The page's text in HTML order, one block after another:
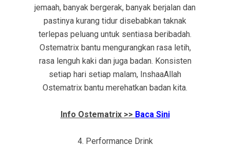
jemaah, banyak bergerak, banyak berjalan dan
pastinya kurang tidur disebabkan taknak
terlepas peluang untuk sentiasa beribadah.
Ostematrix bantu mengurangkan rasa letih,
rasa lenguh kaki dan juga badan. Konsisten
setiap hari setiap malam, InshaaAllah
Ostematrix bantu merehatkan badan kita.
Info Ostematrix >> Baca Sini
4. Performance Drink